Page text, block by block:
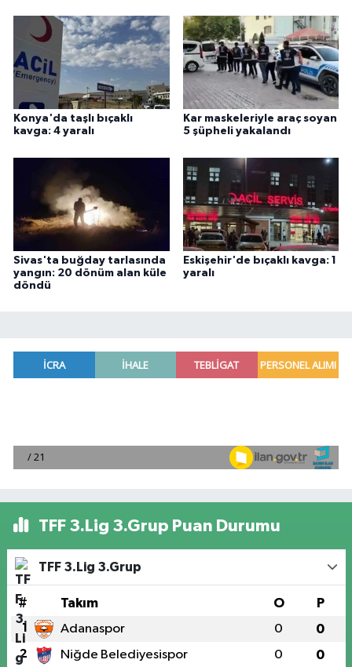
Konya'da taşlı bıçaklı
kavga: 4 yaralı
Kar maskeleriyle araç soyan
5 şüpheli yakalandı
Sivas'ta buğday tarlasında
yangın: 20 dönüm alan küle
döndü
Eskişehir'de bıçaklı kavga: 1
yaralı
TFF 3.Lig 3.Grup Puan Durumu
TFF 3.Lig 3.Grup
# Takım O P
1 Adanaspor 0 0
2 Niğde Belediyesispor 0 0